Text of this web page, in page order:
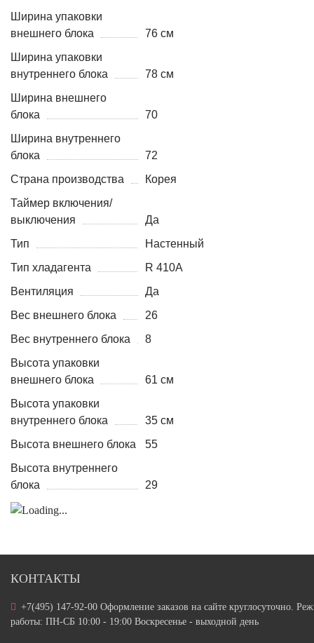
Ширина упаковки
внешнего блока
76 см
Ширина упаковки
внутреннего блока
78 см
Ширина внешнего
блока
70
Ширина внутреннего
блока
72
Страна производства
Корея
Таймер включения/
выключения
Да
Тип
Настенный
Тип хладагента
R 410A
Вентиляция
Да
Вес внешнего блока
26
Вес внутреннего блока
8
Высота упаковки
внешнего блока
61 см
Высота упаковки
внутреннего блока
35 см
Высота внешнего блока
55
Высота внутреннего
блока
29
КОНТАКТЫ
+7(495) 147-92-00 Оформление заказов на сайте круглосуточно.
работы: ПН-СБ 10:00 - 19:00 Воскресенье - выходной день